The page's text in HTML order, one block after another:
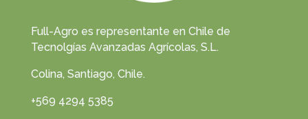
Full-Agro es representante en Chile de
Tecnolgías Avanzadas Agrícolas, S.L.
Colina, Santiago, Chile.
+569 4294 5385